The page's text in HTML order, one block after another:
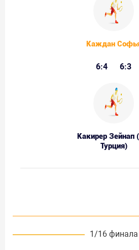
Каждан
6:4 6:3
Какирер Зейнап
Турция)
1/16 финала